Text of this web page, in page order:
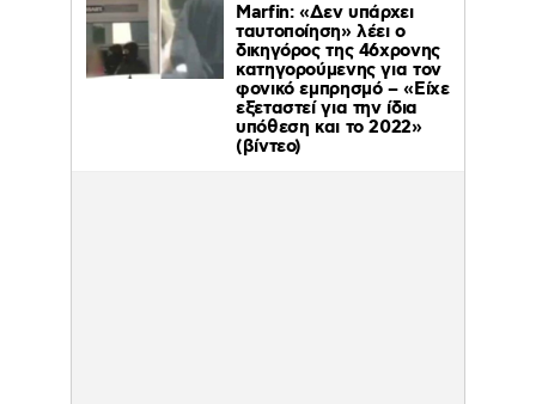
Marfin: «Δεν υπάρχει
ταυτοποίηση» λέει ο
δικηγόρος της 46χρονης
κατηγορούμενης για τον
φονικό εμπρησμό – «Είχε
εξεταστεί για την ίδια
υπόθεση και το 2022»
(βίντεο)